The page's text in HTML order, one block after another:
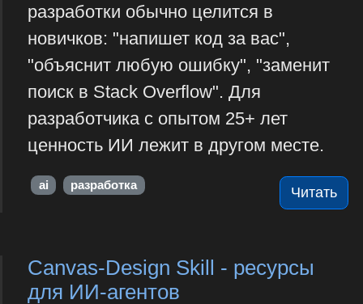
разработки обычно целится в
новичков: "напишет код за вас",
"объяснит любую ошибку", "заменит
поиск в Stack Overflow". Для
разработчика с опытом 25+ лет
ценность ИИ лежит в другом месте.
Читать
ai разработка
Canvas-Design Skill - ресурсы
для ИИ-агентов